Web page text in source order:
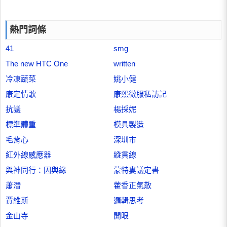
熱門詞條
41
smg
The new HTC One
written
冷凍蔬菜
姚小健
康定情歌
康熙微服私訪記
抗議
楊採妮
標準體重
模具製造
毛背心
深圳市
紅外線感應器
縱貫線
與神同行：因與緣
蒙特婁議定書
蕭潛
藿香正氣散
賈維斯
邏輯思考
金山寺
開眼